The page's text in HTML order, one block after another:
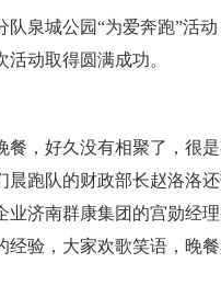
队泉城公园“为爱奔跑”活
动取得圆满成功。
餐，好久没有相聚了，很
晨跑队的财政部长赵洛洛
业济南群康集团的宫勋经
经验，大家欢歌笑语，晚